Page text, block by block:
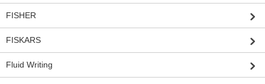
FISHER
FISKARS
Fluid Writing